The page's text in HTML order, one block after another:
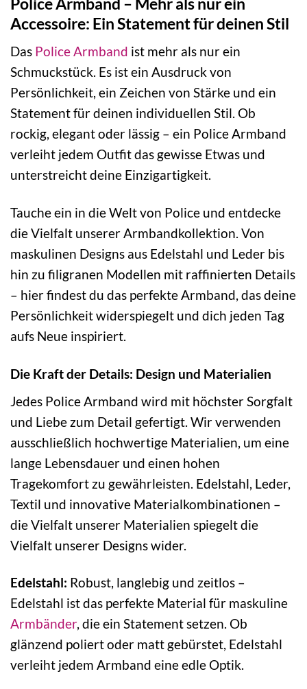
Accessoire: Ein Statement für deinen Stil
Das PoliceArmband ist mehr als nur ein
Schmuckstück. Es ist ein Ausdruck von
Persönlichkeit, ein Zeichen von Stärke und ein
Statement für deinen individuellen Stil. Ob
rockig, elegant oder lässig – ein Police Armband
verleiht jedem Outfit das gewisse Etwas und
unterstreicht deine Einzigartigkeit.
Tauche ein in die Welt von Police und entdecke
die Vielfalt unserer Armbandkollektion. Von
maskulinen Designs aus Edelstahl und Leder bis
hin zu filigranen Modellen mit raffinierten Details
– hier findest du das perfekte Armband, das deine
Persönlichkeit widerspiegelt und dich jeden Tag
aufs Neue inspiriert.
Die Kraft der Details: Design und Materialien
Jedes Police Armband wird mit höchster Sorgfalt
und Liebe zum Detail gefertigt. Wir verwenden
ausschließlich hochwertige Materialien, um eine
lange Lebensdauer und einen hohen
Tragekomfort zu gewährleisten. Edelstahl, Leder,
Textil und innovative Materialkombinationen –
die Vielfalt unserer Materialien spiegelt die
Vielfalt unserer Designs wider.
Edelstahl: Robust, langlebig und zeitlos –
Edelstahl ist das perfekte Material für maskuline
Armbänder, die ein Statement setzen. Ob
glänzend poliert oder matt gebürstet, Edelstahl
verleiht jedem Armband eine edle Optik.